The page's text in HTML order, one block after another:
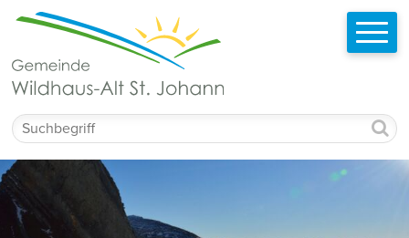
Navigieren in Wildhaus-Alt St. Johann
Schnellnavigation
Suchbegriff